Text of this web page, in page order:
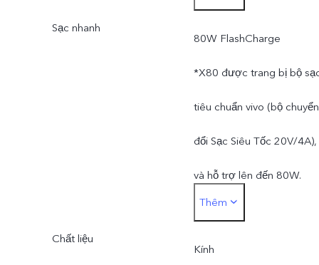
Sạc nhanh
80W FlashCharge
*X80 được trang bị bộ
tiêu chuẩn vivo (bộ chuyển
đổi Sạc Siêu Tốc 20V/4A),
và hỗ trợ lên đến 80W.
Nguồn điện sạc thực tế có
thể thay đổi và tuỳ thuộc
Thêm
Chất liệu
Kính